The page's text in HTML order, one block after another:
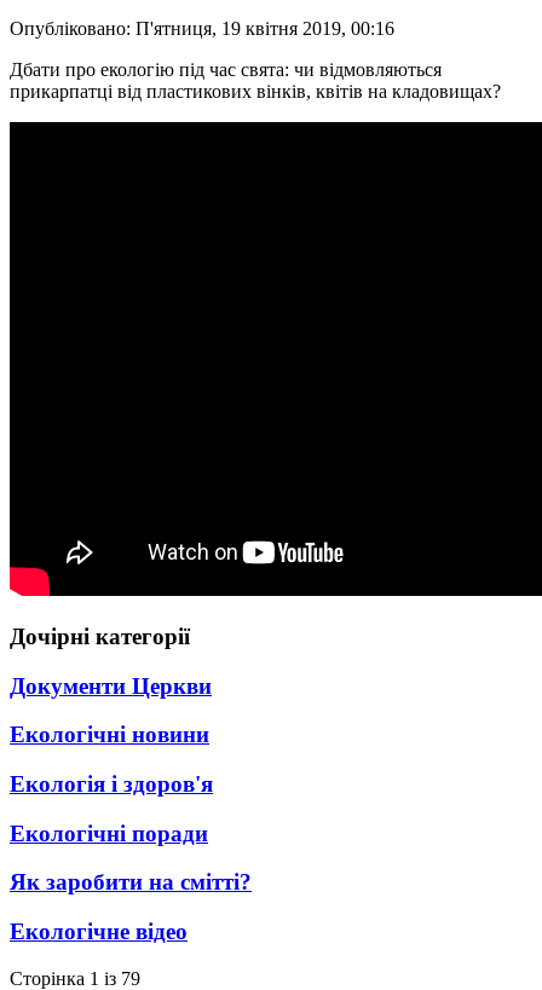
Опубліковано: П'ятниця, 19 квітня 2019, 00:16
Дбати про екологію під час свята: чи відмовляються
прикарпатці від пластикових вінків, квітів на кладовищах?
Дочірні категорії
Документи Церкви
Екологічні новини
Екологія і здоров'я
Екологічні поради
Як заробити на смітті?
Екологічне відео
Сторінка 1 із 79